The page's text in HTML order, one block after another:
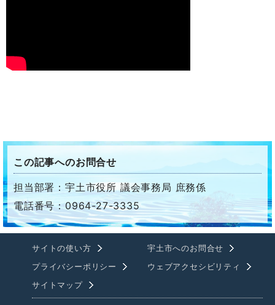
この記事へのお問合せ
担当部署：宇土市役所 議会事務局 庶務係
電話番号：0964-27-3335
サイトの使い方
宇土市へのお問合せ
プライバシーポリシー
ウェブアクセシビリティ
サイトマップ